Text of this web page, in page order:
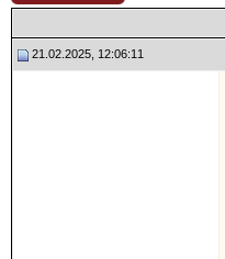
21.02.2025, 12:06:11